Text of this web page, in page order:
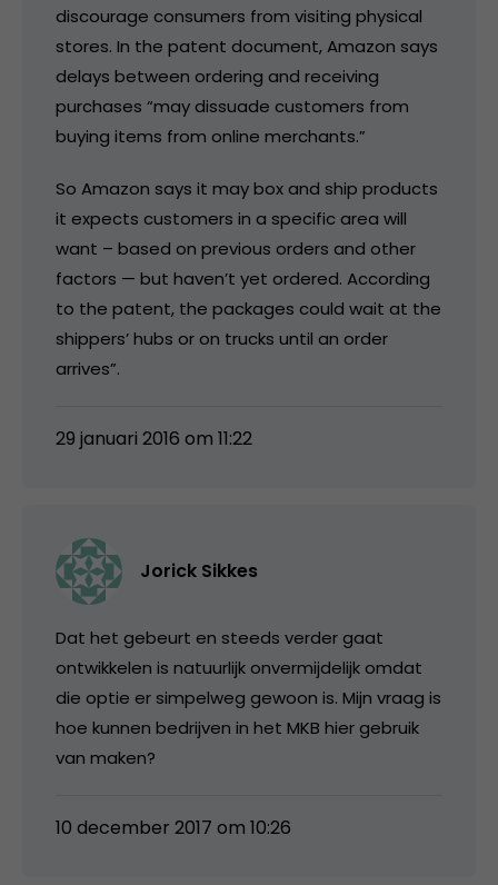
discourage consumers from visiting physical
stores. In the patent document, Amazon says
delays between ordering and receiving
purchases “may dissuade customers from
buying items from online merchants.”
So Amazon says it may box and ship products
it expects customers in a specific area will
want – based on previous orders and other
factors — but haven’t yet ordered. According
to the patent, the packages could wait at the
shippers’ hubs or on trucks until an order
arrives”.
29 januari 2016 om 11:22
Jorick Sikkes
Dat het gebeurt en steeds verder gaat
ontwikkelen is natuurlijk onvermijdelijk omdat
die optie er simpelweg gewoon is. Mijn vraag is
hoe kunnen bedrijven in het MKB hier gebruik
van maken?
10 december 2017 om 10:26